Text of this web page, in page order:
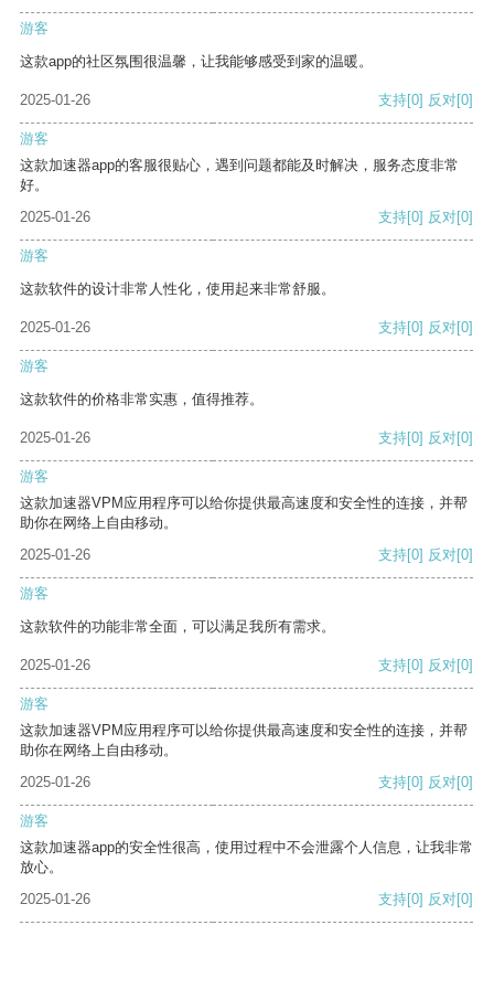
游客
这款app的社区氛围很温馨，让我能够感受到家的温暖。
2025-01-26 支持[0] 反对[0]
游客
这款加速器app的客服很贴心，遇到问题都能及时解决，服务态度非常
好。
2025-01-26
支持[0] 反对[0]
游客
这款软件的设计非常人性化，使用起来非常舒服。
2025-01-26 支持[0] 反对[0]
游客
这款软件的价格非常实惠，值得推荐。
2025-01-26 支持[0] 反对[0]
游客
这款加速器VPM应用程序可以给你提供最高速度和安全性的连接，并帮
助你在网络上自由移动。
2025-01-26
支持[0] 反对[0]
游客
这款软件的功能非常全面，可以满足我所有需求。
2025-01-26 支持[0] 反对[0]
游客
这款加速器VPM应用程序可以给你提供最高速度和安全性的连接，并帮
助你在网络上自由移动。
2025-01-26
支持[0] 反对[0]
游客
这款加速器app的安全性很高，使用过程中不会泄露个人信息，让我非常
放心。
2025-01-26
支持[0] 反对[0]